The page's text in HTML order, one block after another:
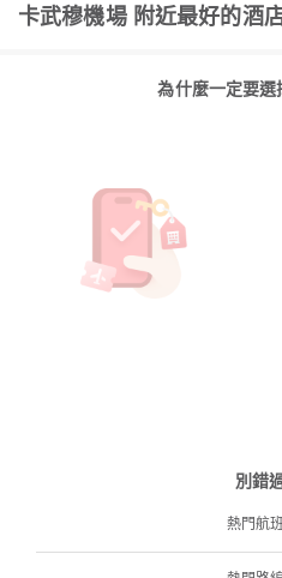
卡武穆機場 附近最好的酒
為什麼一定要
別錯
熱門航班